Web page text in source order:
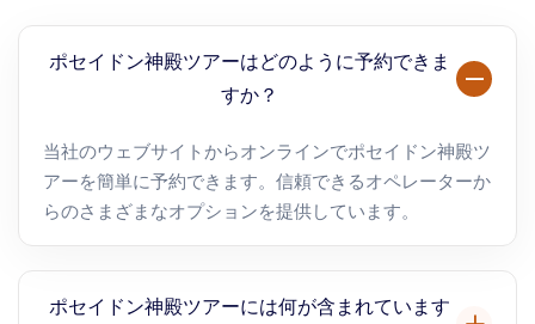
ポセイドン神殿ツアーはどのように予約できま
すか？
当社のウェブサイトからオンラインでポセイドン神殿ツ
アーを簡単に予約できます。信頼できるオペレーターか
らのさまざまなオプションを提供しています。
ポセイドン神殿ツアーには何が含まれています